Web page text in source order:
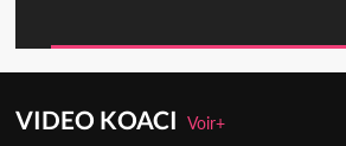
VIDEO KOACIVoir+